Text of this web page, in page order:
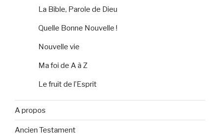
La Bible, Parole de Dieu
Quelle Bonne Nouvelle !
Nouvelle vie
Ma foi de A à Z
Le fruit de l’Esprit
A propos
Ancien Testament